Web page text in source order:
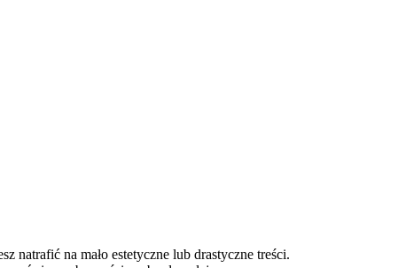
natrafić na mało estetyczne lub drastyczne treści.